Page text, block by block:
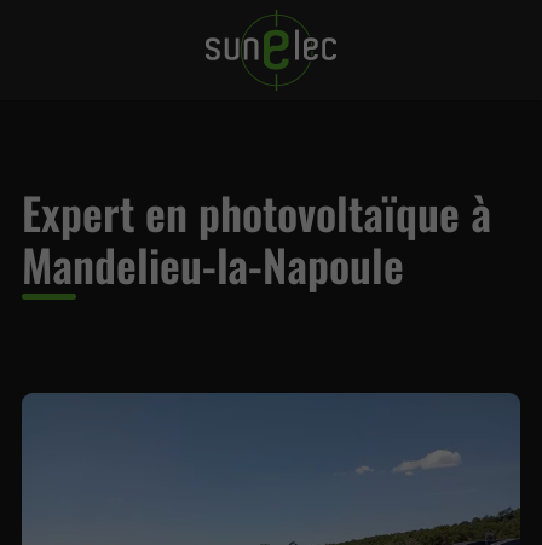
Expert en photovoltaïque à
Mandelieu-la-Napoule